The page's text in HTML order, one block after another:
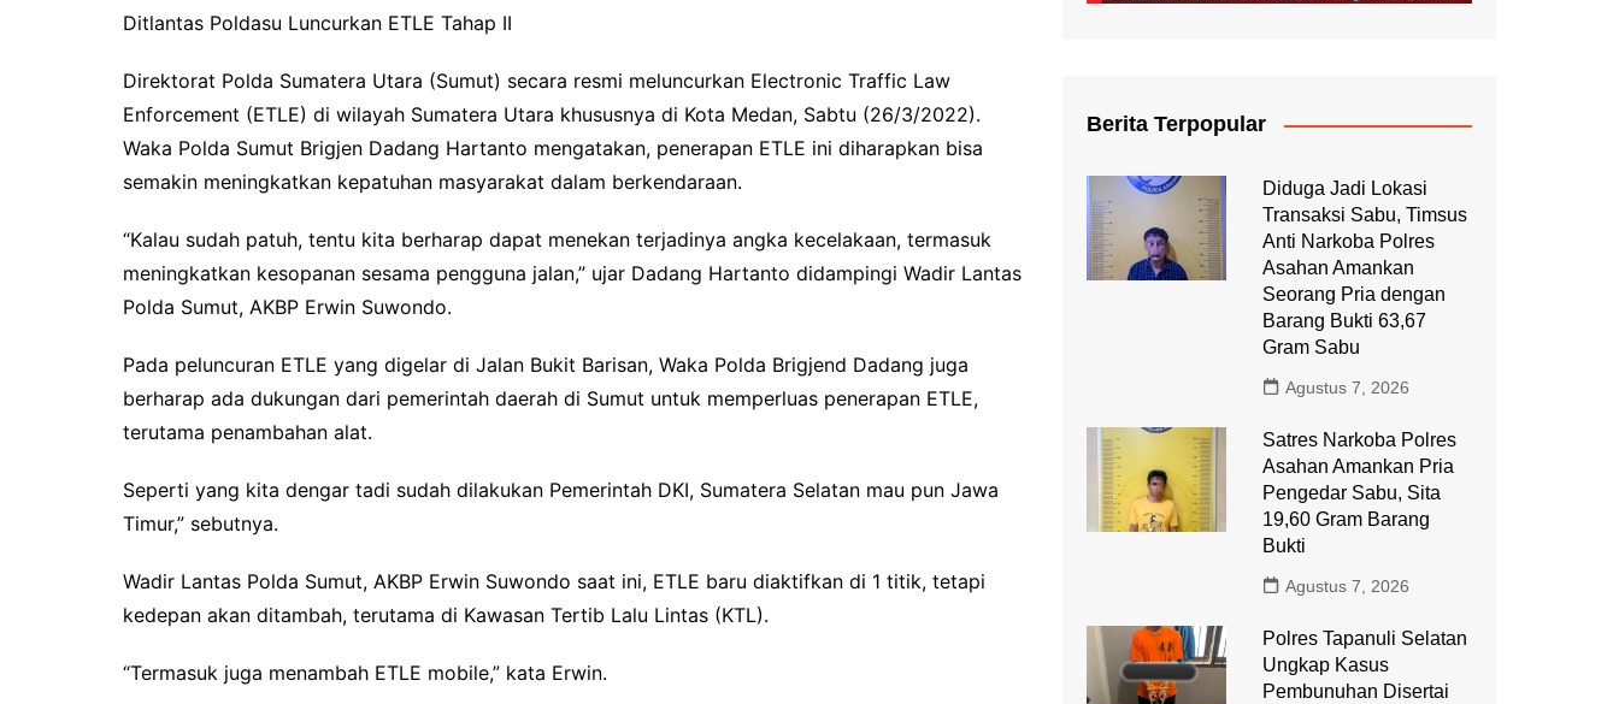
Ditlantas Poldasu Luncurkan ETLE Tahap II
Direktorat Polda Sumatera Utara (Sumut) secara resmi meluncurkan Electronic Traffic Law
Enforcement (ETLE) di wilayah Sumatera Utara khususnya di Kota Medan, Sabtu (26/3/2022).
Waka Polda Sumut Brigjen Dadang Hartanto mengatakan, penerapan ETLE ini diharapkan bisa
semakin meningkatkan kepatuhan masyarakat dalam berkendaraan.
“Kalau sudah patuh, tentu kita berharap dapat menekan terjadinya angka kecelakaan, termasuk
meningkatkan kesopanan sesama pengguna jalan,” ujar Dadang Hartanto didampingi Wadir Lantas
Polda Sumut, AKBP Erwin Suwondo.
Pada peluncuran ETLE yang digelar di Jalan Bukit Barisan, Waka Polda Brigjend Dadang juga
berharap ada dukungan dari pemerintah daerah di Sumut untuk memperluas penerapan ETLE,
terutama penambahan alat.
Seperti yang kita dengar tadi sudah dilakukan Pemerintah DKI, Sumatera Selatan mau pun Jawa
Timur,” sebutnya.
Wadir Lantas Polda Sumut, AKBP Erwin Suwondo saat ini, ETLE baru diaktifkan di 1 titik, tetapi
kedepan akan ditambah, terutama di Kawasan Tertib Lalu Lintas (KTL).
“Termasuk juga menambah ETLE mobile,” kata Erwin.
Berita Terpopular
Diduga Jadi Lokasi
Transaksi Sabu, Timsus
Anti Narkoba Polres
Asahan Amankan
Seorang Pria dengan
Barang Bukti 63,67
Gram Sabu
Agustus 7, 2026
Satres Narkoba Polres
Asahan Amankan Pria
Pengedar Sabu, Sita
19,60 Gram Barang
Bukti
Agustus 7, 2026
Polres Tapanuli Selatan
Ungkap Kasus
Pembunuhan Disertai